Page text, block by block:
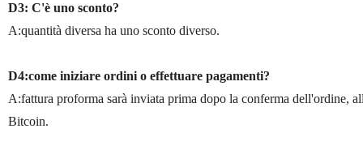
D3: C'è uno sconto?
A:quantità diversa ha uno sconto diverso.
D4:come iniziare ordini o effettuare pagamenti?
A:fattura proforma sarà inviata prima dopo la conferma dell'ordine,
Bitcoin.